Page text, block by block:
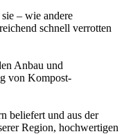
– wie andere
schnell verrotten
Anbau und
von Kompost-
beliefert und aus der
Region, hochwertigen